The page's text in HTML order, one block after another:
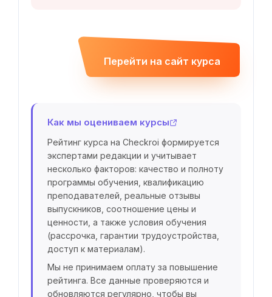
Перейти на сайт курса
Как мы оцениваем курсы
Рейтинг курса на Checkroi формируется
экспертами редакции и учитывает
несколько факторов: качество и полноту
программы обучения, квалификацию
преподавателей, реальные отзывы
выпускников, соотношение цены и
ценности, а также условия обучения
(рассрочка, гарантии трудоустройства,
доступ к материалам).
Мы не принимаем оплату за повышение
рейтинга. Все данные проверяются и
обновляются регулярно, чтобы вы